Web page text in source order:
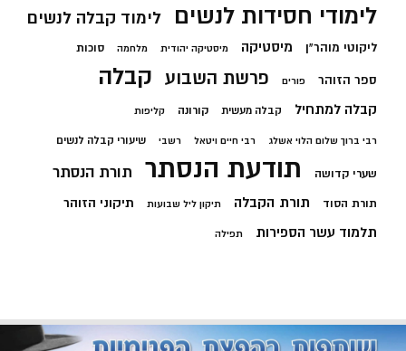
לימודי חסידות לנשים לימוד קבלה לנשים
ליקוטי מוהר"ן מיסטיקה מיסטיקה יהודית מלחמה סוכות
ספר הזוהר פורים פרשת השבוע קבלה
קבלה למתחיל קבלה מעשית קורונה קליפות
רבי ברוך שלום הלוי אשלג רבי חיים ויטאל רשבי שיעורי קבלה לנשים
שערי קדושה תודעת הנסתר תורת הנסתר
תורת הסוד תורת הקבלה תיקון ליל שבועות תיקוני הזוהר
תלמוד עשר הספירות תפילה